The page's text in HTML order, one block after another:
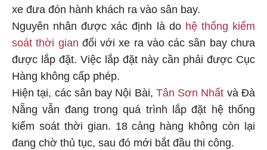
xe đưa đón hành khách ra vào sân bay.
Nguyên nhân được xác định là do hệ thống kiểm
soát thời gian đối với xe ra vào các sân bay chưa
được lắp đặt. Việc lắp đặt này cần phải được Cục
Hàng không cấp phép.
Hiện tại, các sân bay Nội Bài, Tân Sơn Nhất và Đà
Nẵng vẫn đang trong quá trình lắp đặt hệ thống
kiểm soát thời gian. 18 cảng hàng không còn lại
đang chờ thủ tục, sau đó mới bắt đầu thi công.